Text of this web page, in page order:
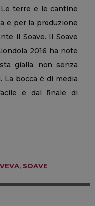
terre e le cantine
e per la produzione
il Soave. Il Soave
2016 ha note
gialla, non senza
La bocca è di media
e dal finale di
, SOAVE